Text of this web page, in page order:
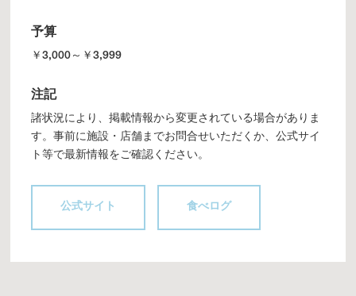
予算
￥3,000～￥3,999
注記
諸状況により、掲載情報から変更されている場合がありま
す。事前に施設・店舗までお問合せいただくか、公式サイ
ト等で最新情報をご確認ください。
公式サイト 食べログ